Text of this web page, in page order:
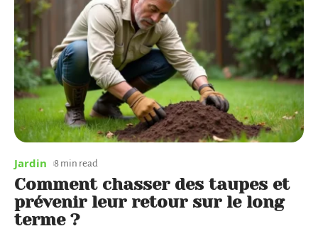
Jardin 8 min read
Comment chasser des taupes et
prévenir leur retour sur le long
terme ?